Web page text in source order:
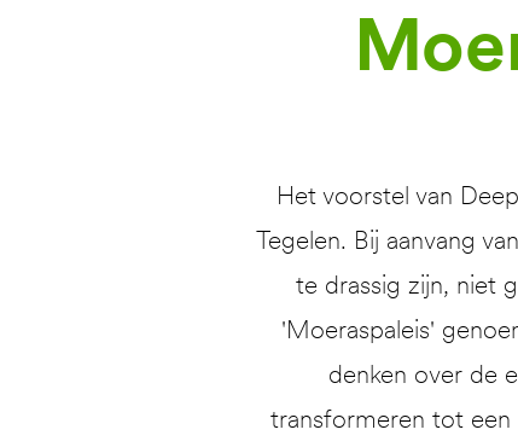
Het voorstel van
Tegelen. Bij aanvang
te drassig zijn, niet
'Moeraspaleis'
denken over de
transformeren tot een